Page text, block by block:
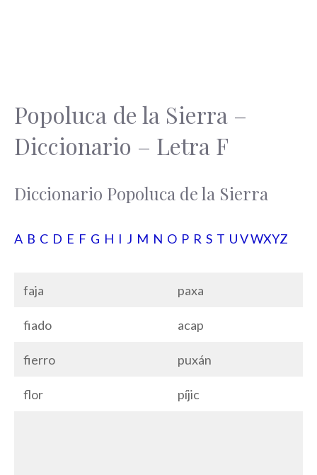
Popoluca de la Sierra –
Diccionario – Letra F
Diccionario Popoluca de la Sierra
A B C D E F G H I J M N O P R S T UVWXYZ
faja paxa
fiado acap
fierro puxán
flor píjic